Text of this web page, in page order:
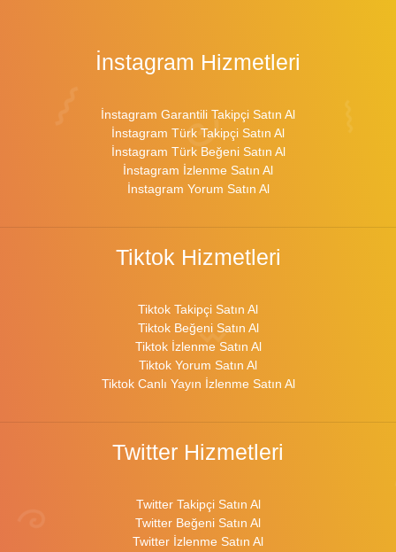
İnstagram Hizmetleri
İnstagram Garantili Takipçi Satın Al
İnstagram Türk Takipçi Satın Al
İnstagram Türk Beğeni Satın Al
İnstagram İzlenme Satın Al
İnstagram Yorum Satın Al
Tiktok Hizmetleri
Tiktok Takipçi Satın Al
Tiktok Beğeni Satın Al
Tiktok İzlenme Satın Al
Tiktok Yorum Satın Al
Tiktok Canlı Yayın İzlenme Satın Al
Twitter Hizmetleri
Twitter Takipçi Satın Al
Twitter Beğeni Satın Al
Twitter İzlenme Satın Al